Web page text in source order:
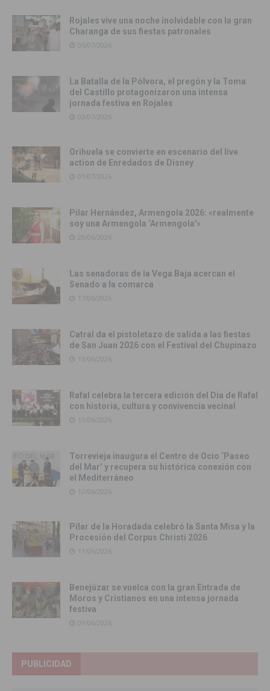
Rojales vive una noche inolvidable con la gran
Charanga de sus fiestas patronales
05/07/2026
La Batalla de la Pólvora, el pregón y la Toma
del Castillo protagonizaron una intensa
jornada festiva en Rojales
03/07/2026
Orihuela se convierte en escenario del live
action de Enredados de Disney
01/07/2026
Pilar Hernández, Armengola 2026: «realmente
soy una Armengola ‘Armengola'»
29/06/2026
Las senadoras de la Vega Baja acercan el
Senado a la comarca
17/06/2026
Catral da el pistoletazo de salida a las fiestas
de San Juan 2026 con el Festival del Chupinazo
13/06/2026
Rafal celebra la tercera edición del Día de Rafal
con historia, cultura y convivencia vecinal
13/06/2026
Torrevieja inaugura el Centro de Ocio ‘Paseo
del Mar’ y recupera su histórica conexión con
el Mediterráneo
12/06/2026
Pilar de la Horadada celebró la Santa Misa y la
Procesión del Corpus Christi 2026
11/06/2026
Benejúzar se vuelca con la gran Entrada de
Moros y Cristianos en una intensa jornada
festiva
09/06/2026
PUBLICIDAD